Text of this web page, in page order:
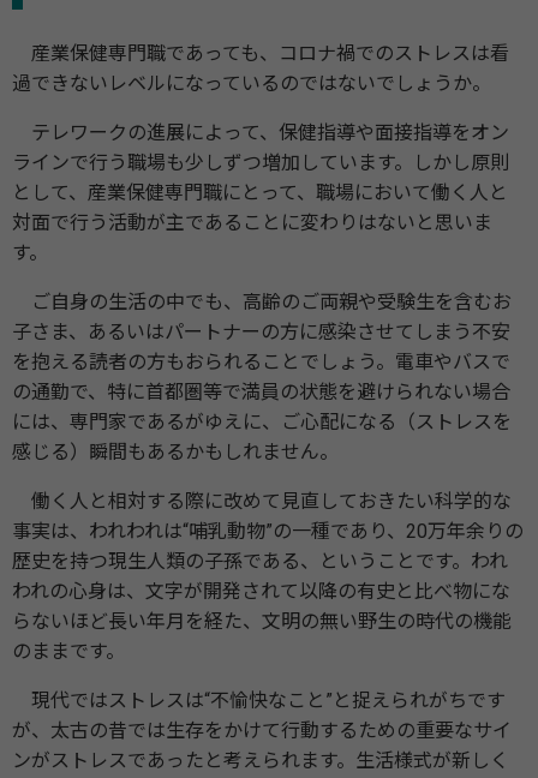
産業保健専門職であっても、コロナ禍でのストレスは看
過できないレベルになっているのではないでしょうか。
テレワークの進展によって、保健指導や面接指導をオン
ラインで行う職場も少しずつ増加しています。しかし原則
として、産業保健専門職にとって、職場において働く人と
対面で行う活動が主であることに変わりはないと思いま
す。
ご自身の生活の中でも、高齢のご両親や受験生を含むお
子さま、あるいはパートナーの方に感染させてしまう不安
を抱える読者の方もおられることでしょう。電車やバスで
の通勤で、特に首都圏等で満員の状態を避けられない場合
には、専門家であるがゆえに、ご心配になる（ストレスを
感じる）瞬間もあるかもしれません。
働く人と相対する際に改めて見直しておきたい科学的な
事実は、われわれは“哺乳動物”の一種であり、20万年余りの
歴史を持つ現生人類の子孫である、ということです。われ
われの心身は、文字が開発されて以降の有史と比べ物にな
らないほど長い年月を経た、文明の無い野生の時代の機能
のままです。
現代ではストレスは“不愉快なこと”と捉えられがちです
が、太古の昔では生存をかけて行動するための重要なサイ
ンがストレスであったと考えられます。生活様式が新しく